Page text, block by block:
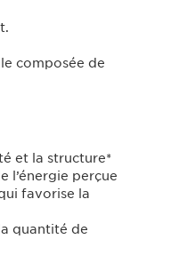
composée de
et la structure*
l’énergie perçue
favorise la
quantité de